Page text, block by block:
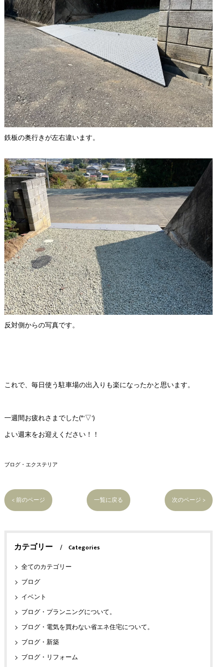
鉄板の奥行きが左右違います。
反対側からの写真です。
これで、毎日使う駐車場の出入りも楽になったかと思います。
一週間お疲れさまでした(*'▽')
よい週末をお迎えください！！
ブログ・エクステリア
< 前のページ 一覧に戻る 次のページ >
カテゴリー
Categories
全てのカテゴリー
ブログ
イベント
ブログ・プランニングについて。
ブログ・電気を買わない省エネ住宅について。
ブログ・新築
ブログ・リフォーム